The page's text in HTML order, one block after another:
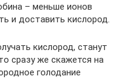
– меньше ионов
и доставить кислород.
кислород, станут
сразу же скажется на
голодание